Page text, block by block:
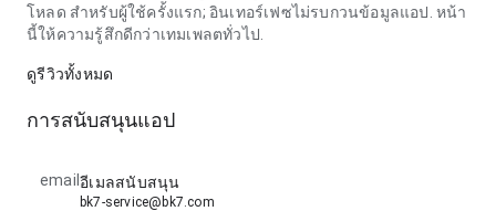
โหลด สำหรับผู้ใช้ครั้งแรก; อินเทอร์เฟซไม่รบกวนข้อมูลแอป. หน้า
นี้ให้ความรู้สึกดีกว่าเทมเพลตทั่วไป.
ดูรีวิวทั้งหมด
การสนับสนุนแอป
email อีเมลสนับสนุน
bk7-service@bk7.com